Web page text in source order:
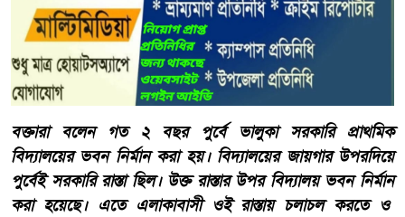
বক্তারা বলেন গত ২ বছর পুর্বে ভালুকা সরকারি প্রাথমিক
বিদ্যালয়ের ভবন নির্মান করা হয়। বিদ্যালয়ের জায়গার উপরদিয়ে
পুর্বেই সরকারি রাস্তা ছিল। উক্ত রাস্তার উপর বিদ্যালয় ভবন নির্মান
করা হয়েছে। এতে এলাকাবাসী ওই রাস্তায় চলাচল করতে ও